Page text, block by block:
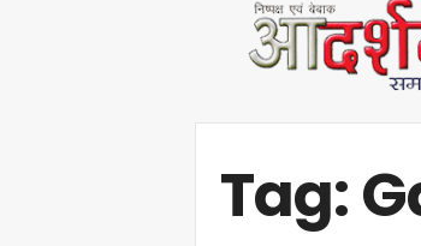
Samachar
Tag: